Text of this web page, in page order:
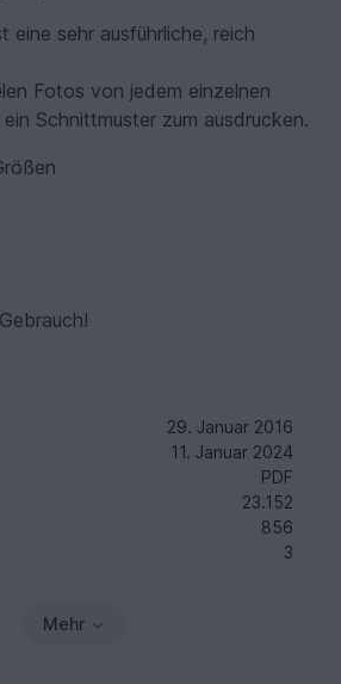
eine sehr ausführliche, reich
Fotos von jedem einzelnen
Schnittmuster zum ausdrucken.
29. Januar 2016
11. Januar 2024
PDF
23.152
856
3
Mehr